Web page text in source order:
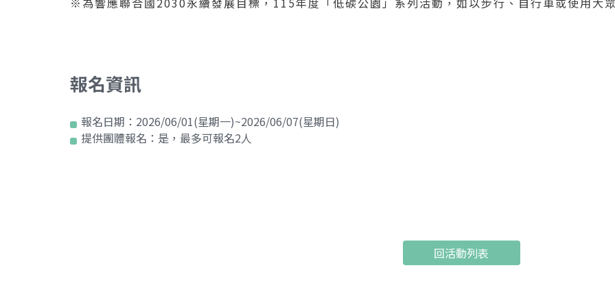
報名資訊
報名日期： 2026/06/01(星期一)~2026/06/07(星期日)
提供團體報名： 是，最多可報名2人
回活動列表